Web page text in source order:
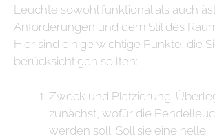
Leuchte sowohl funktional als auch
Anforderungen und dem Stil des
Hier sind einige wichtige Punkte, die
berücksichtigen sollten:
Zweck und Platzierung:
zunächst, wofür die
werden soll. Soll sie eine helle